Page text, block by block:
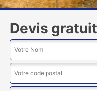
Devis gratuit